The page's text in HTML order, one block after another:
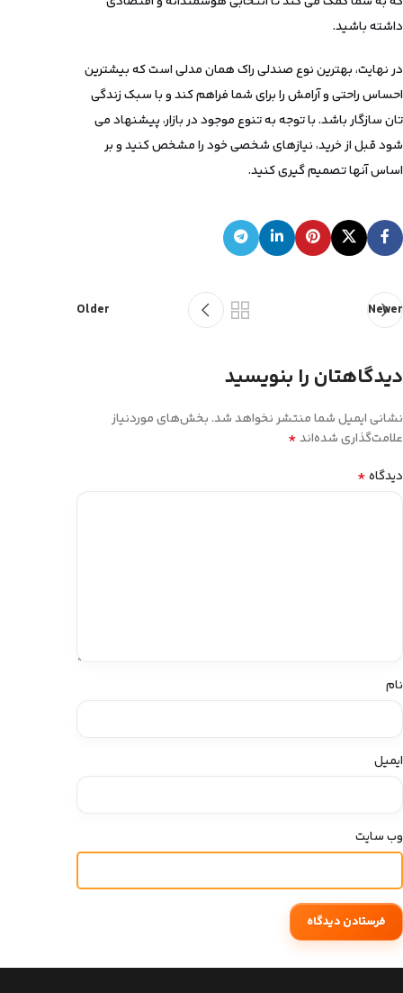
داشته باشید.
در نهایت، بهترین نوع صندلی راک همان مدلی است که بیشترین
احساس راحتی و آرامش را برای شما فراهم کند و با سبک زندگی
‌تان سازگار باشد. با توجه به تنوع موجود در بازار، پیشنهاد می
‌شود قبل از خرید، نیازهای شخصی خود را مشخص کنید و بر
اساس آنها تصمیم گیری کنید.
Newer
Older
دیدگاهتان را بنویسید
نشانی ایمیل شما منتشر نخواهد شد.بخش‌های موردنیاز
علامت‌گذاری شده‌اند*
دیدگاه*
نام
ایمیل
وب‌ سایت